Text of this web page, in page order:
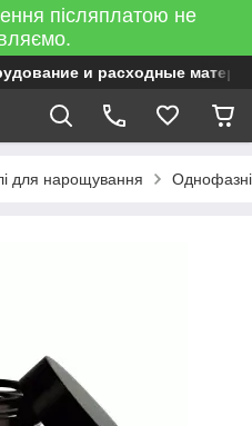
післяплатою не
и расходные
для нарощування Однофазні